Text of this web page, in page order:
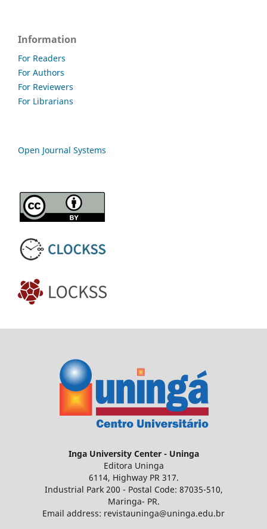
Information
For Readers
For Authors
For Reviewers
For Librarians
Open Journal Systems
Inga University Center - Uninga
Editora Uninga
6114, Highway PR 317.
Industrial Park 200 - Postal Code: 87035-510,
Maringa- PR.
Email address: revistauninga@uninga.edu.br